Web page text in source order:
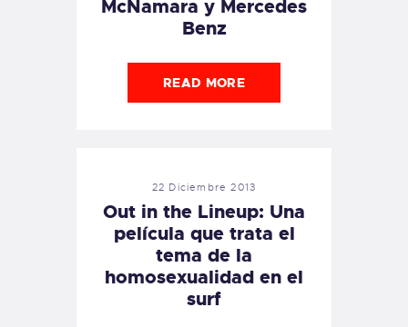
McNamara y Mercedes
Benz
READ MORE
22 Diciembre 2013
Out in the Lineup: Una
película que trata el
tema de la
homosexualidad en el
surf